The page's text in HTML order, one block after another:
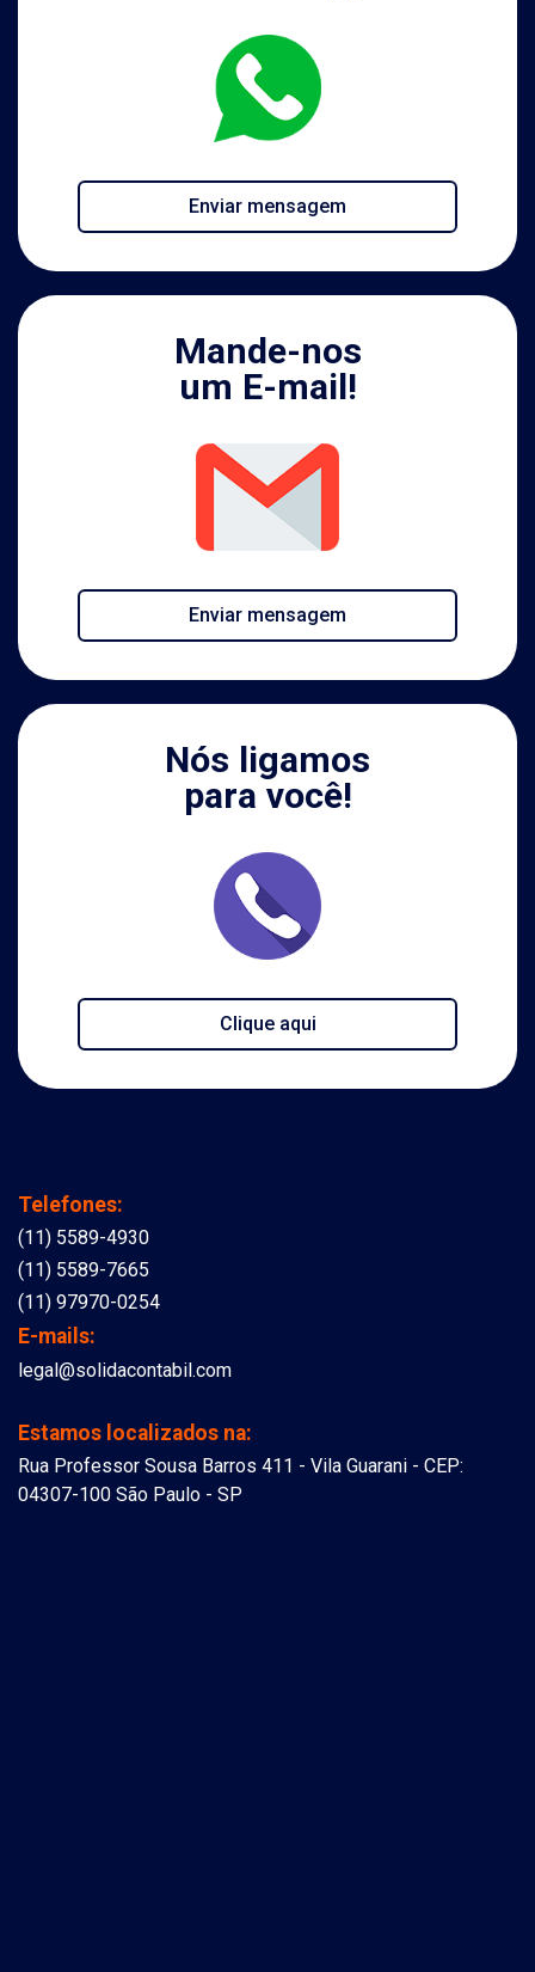
Enviar mensagem
Mande-nos
um E-mail!
Enviar mensagem
Nós ligamos
para você!
Clique aqui
Telefones:
(11) 5589-4930
(11) 5589-7665
(11) 97970-0254
E-mails:
legal@solidacontabil.com
Estamos localizados na:
Rua Professor Sousa Barros 411 - Vila Guarani - CEP:
04307-100 São Paulo - SP